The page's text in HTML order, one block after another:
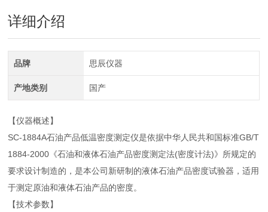
详细介绍
品牌 思辰仪器
产地类别 国产
【仪器概述】
SC-1884A石油产品低温密度测定仪是依据中华人民共和国标准GB/T
1884-2000《石油和液体石油产品密度测定法(密度计法)》所规定的
要求设计制造的，是本公司新研制的液体石油产品密度试验器，适用
于测定原油和液体石油产品的密度。
【技术参数】